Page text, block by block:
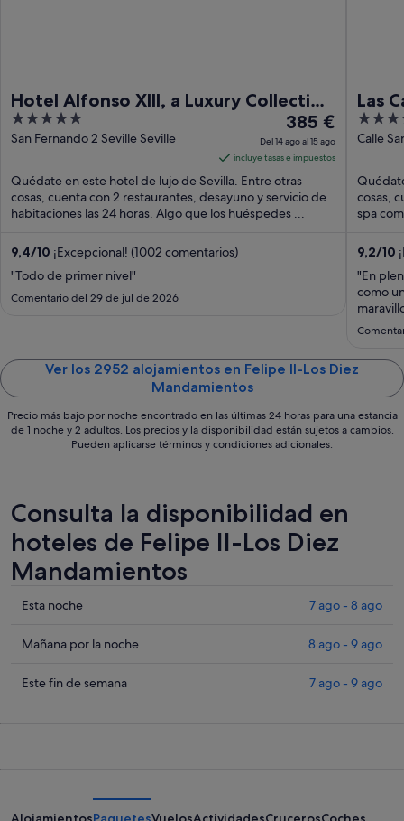
Hotel Alfonso XIII, a Luxury Collection
Hotel, Seville
5
out
5
San Fernando 2 Seville Seville
El
precio
es
de
385 €
por
385 €
Del 14 ago al 15 ago
incluye tasas e impuestos
Quédate en este hotel de lujo de Sevilla. Entre otras
cosas, cuenta con 2 restaurantes, desayuno y servicio de
habitaciones las 24 horas. Algo que los huéspedes ...
9,4/10 ¡Excepcional! (1002 comentarios)
"Todo de primer nivel"
Comentario del 29 de jul de 2026
Las
4
out
5
Calle
cosas,
spa
9,2/10
"En
como
Ver los 2952 alojamientos en Felipe II-Los Diez
Mandamientos
Precio más bajo por noche encontrado en las últimas 24 horas para una estancia
de 1 noche y 2 adultos. Los precios y la disponibilidad están sujetos a cambios.
Pueden aplicarse términos y condiciones adicionales.
Consulta la disponibilidad en
hoteles de Felipe II-Los Diez
Mandamientos
Comprueba
precios
Felipe
noche,
Esta noche 7 ago - 8 ago
Comprueba
precios
Mandamientos
para
Mañana por la noche 8 ago - 9 ago
Comprueba
Diez
Este fin de semana 7 ago - 9 ago